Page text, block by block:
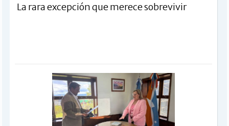
La rara excepción que merece sobrevivir